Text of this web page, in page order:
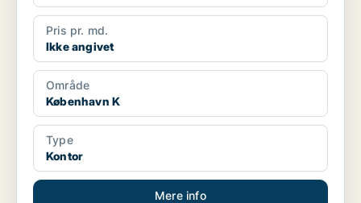
Pris pr. md.
Ikke angivet
Område
København K
Type
Kontor
Mere info